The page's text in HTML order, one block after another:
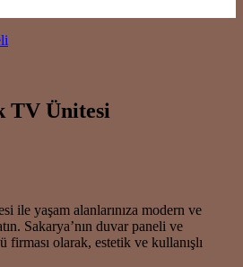
TV Ünitesi
ile yaşam alanlarınıza modern ve
Sakarya’nın duvar paneli ve
firması olarak, estetik ve kullanışlı